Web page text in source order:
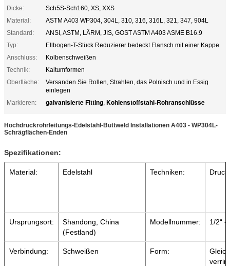
Dicke:
Sch5S-Sch160, XS, XXS
Material:
ASTM A403 WP304, 304L, 310, 316, 316L, 321, 347, 904L
Standard:
ANSI, ASTM, LÄRM, JIS, GOST ASTM A403 ASME B16.9
Typ:
Ellbogen-T-Stück Reduzierer bedeckt Flansch mit einer Kappe
Anschluss:
Kolbenschweißen
Technik:
Kaltumformen
Oberfläche:
Versanden Sie Rollen, Strahlen, das Polnisch und in Essig
einlegen
Markieren:
galvanisierte Fitting, Kohlenstoffstahl-Rohranschlüsse
Hochdruckrohrleitungs-Edelstahl-Buttweld Installationen A403 - WP304L-
Schrägflächen-Enden
Spezifikationen:
Material: Edelstahl Techniken: Druck
Ursprungsort:
Shandong, China
(Festland)
Modellnummer: 1/2“ -
Verbindung: Schweißen Form: